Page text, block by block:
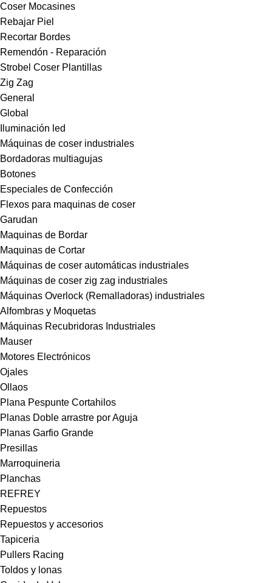
Coser Mocasines
Rebajar Piel
Recortar Bordes
Remendón - Reparación
Strobel Coser Plantillas
Zig Zag
General
Global
Iluminación led
Máquinas de coser industriales
Bordadoras multiagujas
Botones
Especiales de Confección
Flexos para maquinas de coser
Garudan
Maquinas de Bordar
Maquinas de Cortar
Máquinas de coser automáticas industriales
Máquinas de coser zig zag industriales
Máquinas Overlock (Remalladoras) industriales
Alfombras y Moquetas
Máquinas Recubridoras Industriales
Mauser
Motores Electrónicos
Ojales
Ollaos
Plana Pespunte Cortahilos
Planas Doble arrastre por Aguja
Planas Garfio Grande
Presillas
Marroquineria
Planchas
REFREY
Repuestos
Repuestos y accesorios
Tapiceria
Pullers Racing
Toldos y lonas